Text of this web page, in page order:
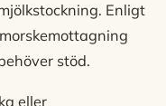
Enligt
stöd.
eller